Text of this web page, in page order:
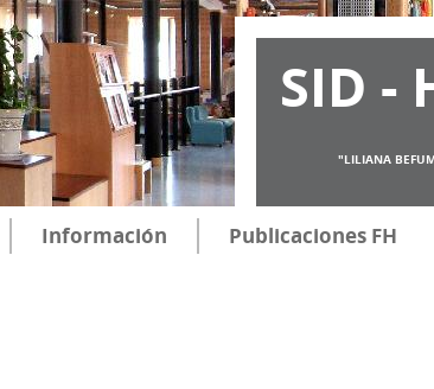
SID -
"LILIANA
Información Publicaciones FH